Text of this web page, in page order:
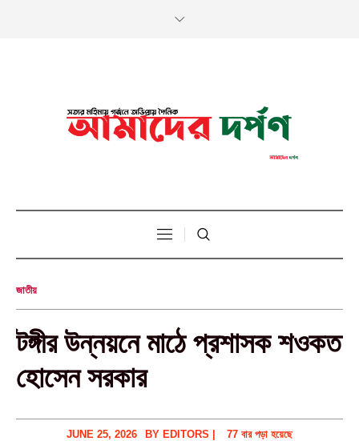
জাতীয়
টঙ্গীর উন্নয়নে মাঠে প্রশাসক শওকত
হোসেন সরকার
JUNE 25, 2026 BY EDITORS |
77 বার পড়া হয়েছে